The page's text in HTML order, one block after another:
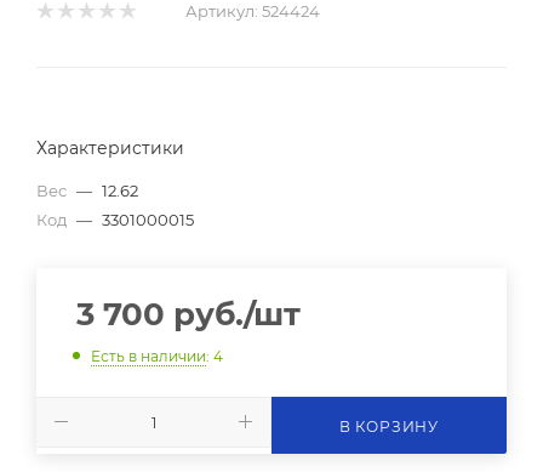
Артикул: 524424
Характеристики
Вес — 12.62
Код — 3301000015
3 700 руб./шт
Есть в наличии: 4
В КОРЗИНУ